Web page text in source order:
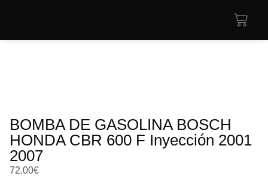
BOMBA DE GASOLINA BOSCH
HONDA CBR 600 F Inyección 2001
2007
72.00€